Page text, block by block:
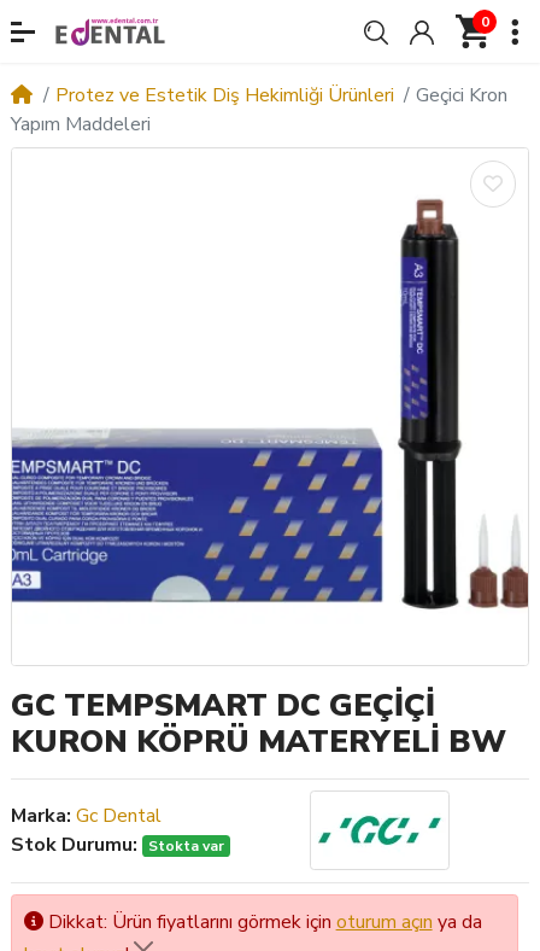
0
Protez ve Estetik Diş Hekimliği Ürünleri
Geçici Kron
Yapım Maddeleri
GC TEMPSMART DC GEÇİÇİ
KURON KÖPRÜ MATERYELİ BW
Marka: Gc Dental
Stok Durumu:
Stokta var
Dikkat: Ürün fiyatlarını görmek için oturum açın ya da